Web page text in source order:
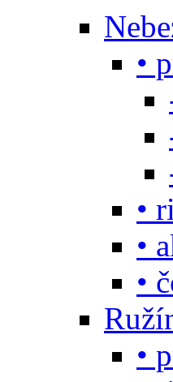
•
•
•
•
•